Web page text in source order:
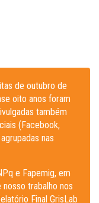
de outubro de
oito anos foram
também
(Facebook,
nas
e Fapemig, em
trabalho nos
Final GrisLab